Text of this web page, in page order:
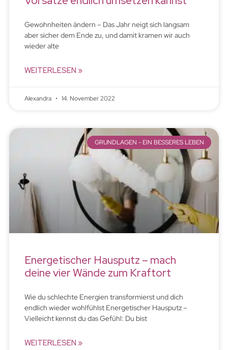
Gewohnheiten ändern – Das Jahr neigt sich langsam
aber sicher dem Ende zu, und damit kramen wir auch
wieder alte
WEITERLESEN »
Alexandra 14. November 2022
GRUNDLAGEN - EIN BESSERES LEBEN
Energetischer Hausputz – mach
deine vier Wände zum Kraftort
Wie du schlechte Energien transformierst und dich
endlich wieder wohlfühlst Energetischer Hausputz –
Vielleicht kennst du das Gefühl: Du bist
WEITERLESEN »